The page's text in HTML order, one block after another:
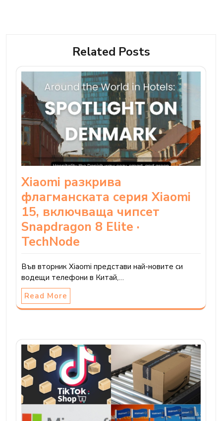
Related Posts
Xiaomi разкрива
флагманската серия Xiaomi
15, включваща чипсет
Snapdragon 8 Elite ·
TechNode
Във вторник Xiaomi представи най-новите си
водещи телефони в Китай,…
Read More